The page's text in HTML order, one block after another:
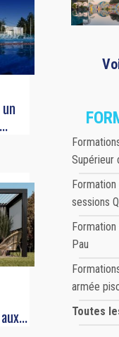
Supérieur
sessions
Pau
armée
Toutes